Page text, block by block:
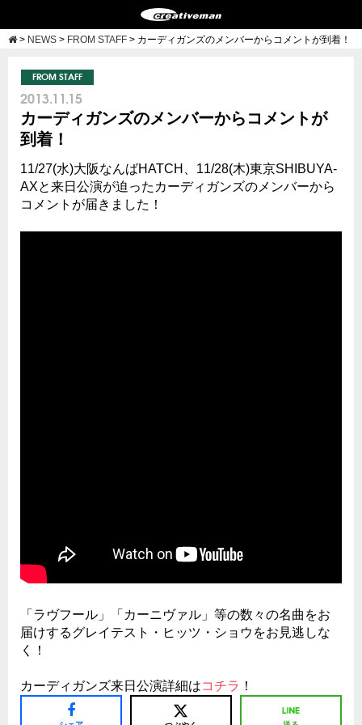
> NEWS > FROM STAFF > カーディガンズのメンバーからコメントが到着！
FROM STAFF
2013.11.15
カーディガンズのメンバーからコメントが
到着！
11/27(水)大阪なんばHATCH、11/28(木)東京SHIBUYA-
AXと来日公演が迫ったカーディガンズのメンバーから
コメントが届きました！
「ラヴフール」「カーニヴァル」等の数々の名曲をお
届けするグレイテスト・ヒッツ・ショウをお見逃しな
く！
カーディガンズ来日公演詳細はコチラ ！